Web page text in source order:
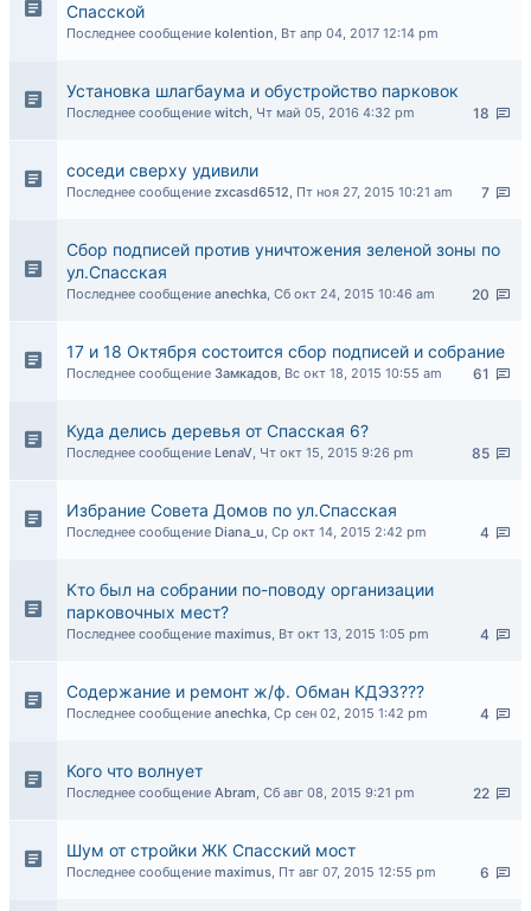
Спасской
Последнее сообщение kolention, Вт апр 04, 2017 12:14 pm
Установка шлагбаума и обустройство парковок
18
Последнее сообщение witch, Чт май 05, 2016 4:32 pm
соседи сверху удивили
7
Последнее сообщение zxcasd6512, Пт ноя 27, 2015 10:21 am
Сбор подписей против уничтожения зеленой зоны по
ул.Спасская
20
Последнее сообщение anechka, Сб окт 24, 2015 10:46 am
17 и 18 Октября состоится сбор подписей и собрание
61
Последнее сообщение Замкадов, Вс окт 18, 2015 10:55 am
Куда делись деревья от Спасская 6?
85
Последнее сообщение LenaV, Чт окт 15, 2015 9:26 pm
Избрание Совета Домов по ул.Спасская
4
Последнее сообщение Diana_u, Ср окт 14, 2015 2:42 pm
Кто был на собрании по-поводу организации
парковочных мест?
4
Последнее сообщение maximus, Вт окт 13, 2015 1:05 pm
Содержание и ремонт ж/ф. Обман КДЭЗ???
4
Последнее сообщение anechka, Ср сен 02, 2015 1:42 pm
Кого что волнует
22
Последнее сообщение Abram, Сб авг 08, 2015 9:21 pm
Шум от стройки ЖК Спасский мост
6
Последнее сообщение maximus, Пт авг 07, 2015 12:55 pm